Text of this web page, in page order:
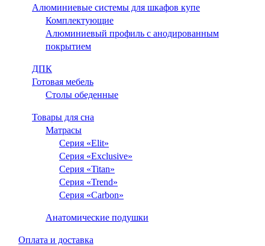
Алюминиевые системы для шкафов купе
Комплектующие
Алюминиевый профиль с анодированным
покрытием
ДПК
Готовая мебель
Столы обеденные
Товары для сна
Матрасы
Серия «Elit»
Серия «Exclusive»
Серия «Titan»
Серия «Trend»
Серия «Carbon»
Анатомические подушки
Оплата и доставка